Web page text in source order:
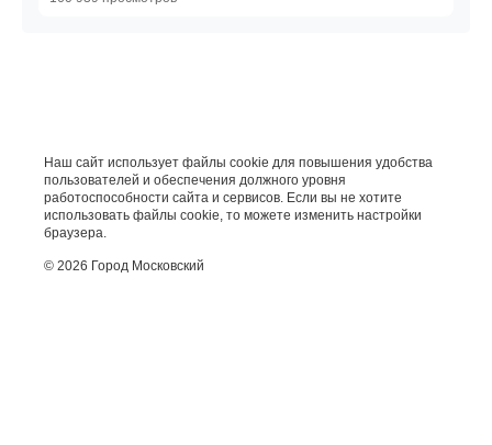
Наш сайт использует файлы cookie для повышения удобства
пользователей и обеспечения должного уровня
работоспособности сайта и сервисов. Если вы не хотите
использовать файлы cookie, то можете изменить настройки
браузера.
© 2026 Город Московский